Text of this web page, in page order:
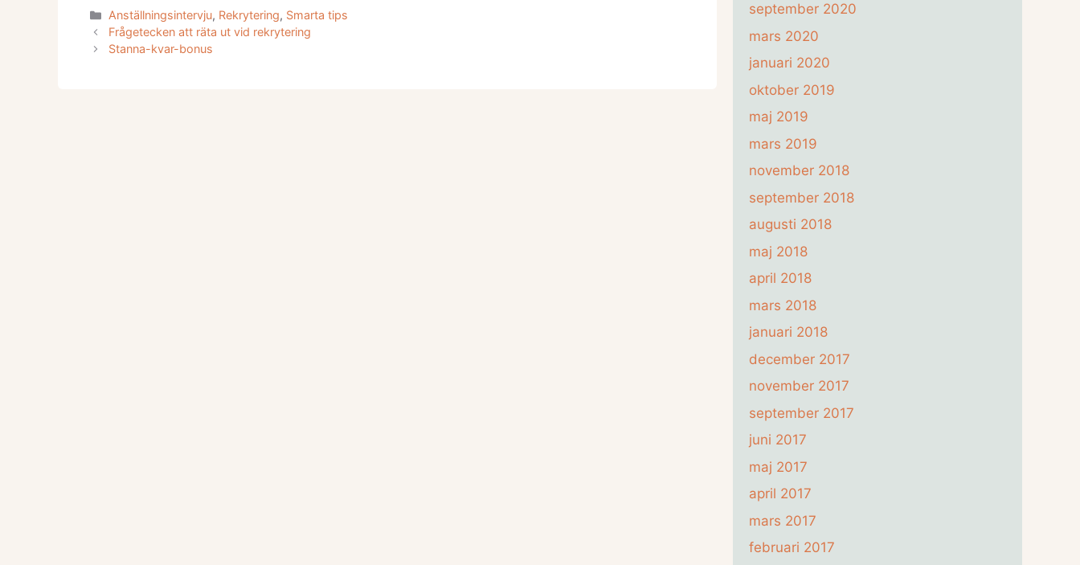
ai
l
c
e
k
e
a
Kategorier
Anställningsintervju, Rekrytering, Smarta tips
Frågetecken att räta ut vid rekrytering
Stanna-kvar-bonus
september 2020
mars 2020
januari 2020
oktober 2019
maj 2019
mars 2019
november 2018
september 2018
augusti 2018
maj 2018
april 2018
mars 2018
januari 2018
december 2017
november 2017
september 2017
juni 2017
maj 2017
april 2017
mars 2017
februari 2017